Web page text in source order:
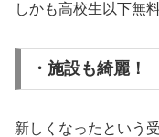
しかも高校生以下無料
・施設も綺麗！
新しくなったという